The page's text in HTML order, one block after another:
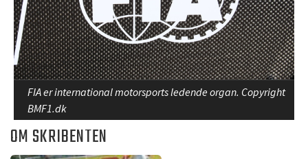
FIA er international motorsports ledende organ. Copyright
BMF1.dk
OM SKRIBENTEN